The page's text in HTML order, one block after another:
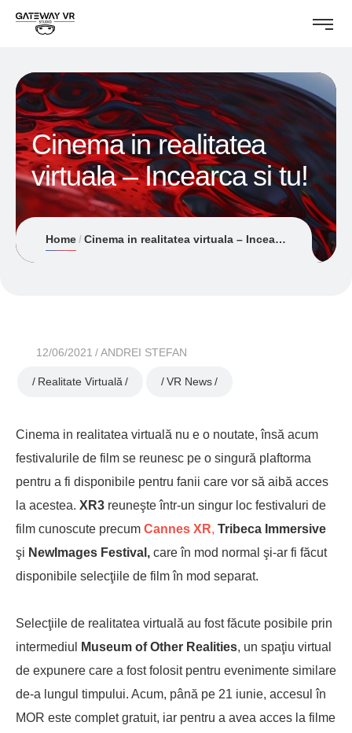
Cinema in realitatea
virtuala – Incearca si tu!
Home Cinema in realitatea virtuala – Incearca si tu!
12/06/2021 ANDREI STEFAN
Realitate Virtuală VR News
Cinema in realitatea virtuală nu e o noutate, însă acum
festivalurile de film se reunesc pe o singură plaftorma
pentru a fi disponibile pentru fanii care vor să aibă acces
la acestea. XR3 reuneşte într-un singur loc festivaluri de
film cunoscute precum Cannes XR, Tribeca Immersive
şi NewImages Festival, care în mod normal şi-ar fi făcut
disponibile selecţiile de film în mod separat.
Selecţiile de realitatea virtuală au fost făcute posibile prin
intermediul
Museum of Other Realities, un spaţiu virtual
de expunere care a fost folosit pentru evenimente similare
de-a lungul timpului. Acum, până pe 21 iunie, accesul în
MOR este complet gratuit, iar pentru a avea acces la filme